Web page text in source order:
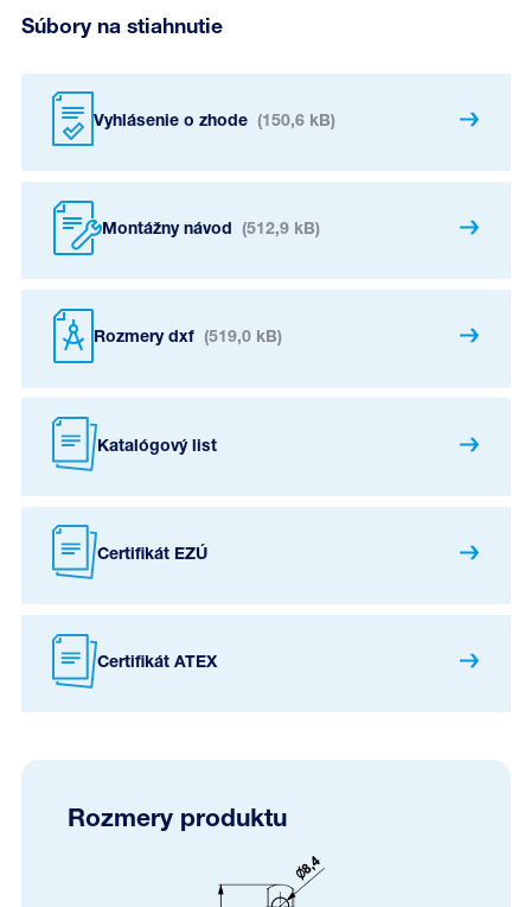
Súbory na stiahnutie
Vyhlásenie o zhode (150,6 kB)
Montážny návod (512,9 kB)
Rozmery dxf (519,0 kB)
Katalógový list
Certifikát EZÚ
Certifikát ATEX
Rozmery produktu